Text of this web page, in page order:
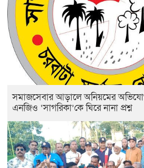
সমাজসেবার আড়ালে অনিয়মের
এনজিও ‘সাগরিকা’কে ঘিরে নানা প্রশ্ন